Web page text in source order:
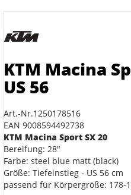
KTM Macina
US 56
Art.-Nr.1250178516
EAN 9008594492738
KTM Macina Sport SX 20
Bereifung: 28"
Farbe: steel blue matt (black)
Größe: Tiefeinstieg - US 56 cm
passend für Körpergröße: 178-